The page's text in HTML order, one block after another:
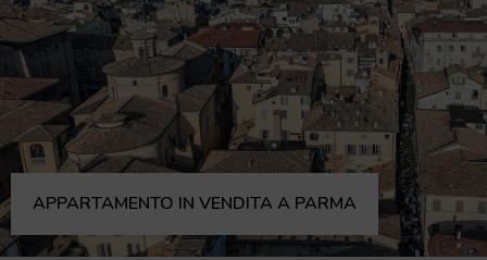
APPARTAMENTO IN VENDITA A PARMA